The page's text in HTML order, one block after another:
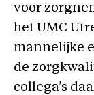
voor
het UMC
mannelijke
de
collega’s